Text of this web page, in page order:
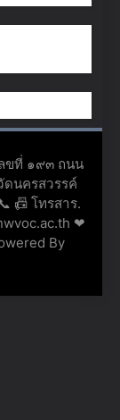
ขที่ ๑๙๓ ถนน
ดนครสวรรค์
📠 โทรสาร.
❤
By